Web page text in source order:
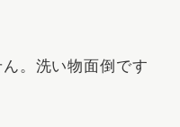
。洗い物面倒です